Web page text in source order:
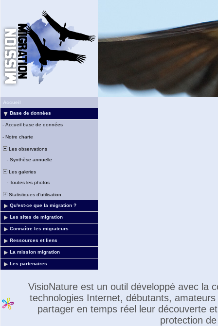
Accueil
Base de données
- Accueil base de données
- Notre charte
Les observations
- Synthèse annuelle
Les galeries
- Toutes les photos
Statistiques d'utilisation
Qu'est-ce que la migration ?
Les sites de migration
Connaître les migrateurs
Ressources et liens
La mission migration
Les partenaires
VisioNature est un outil développé avec la
technologies Internet, débutants,
partager en temps réel leur découverte
protection